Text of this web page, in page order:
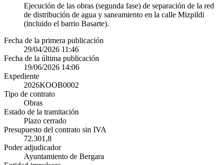
Ejecución de las obras (segunda fase) de separación de la red
de distribución de agua y saneamiento en la calle Mizpildi
(incluido el barrio Basarte).
Fecha de la primera publicación
29/04/2026 11:46
Fecha de la última publicación
19/06/2026 14:06
Expediente
2026KOOB0002
Tipo de contrato
Obras
Estado de la tramitación
Plazo cerrado
Presupuesto del contrato sin IVA
72.301,8
Poder adjudicador
Ayuntamiento de Bergara